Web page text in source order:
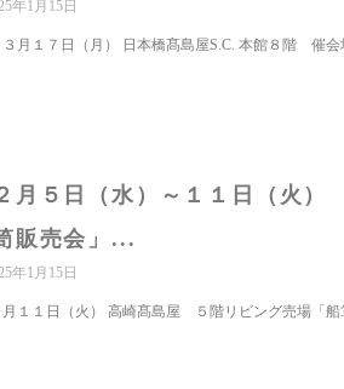
年1月15日
３月１７日（月） 日本橋髙島屋S.C. 本館８階 催
月５日（水）～１１日（火
販売会」...
年1月15日
月１１日（火） 高崎髙島屋 ５階リビング売場「